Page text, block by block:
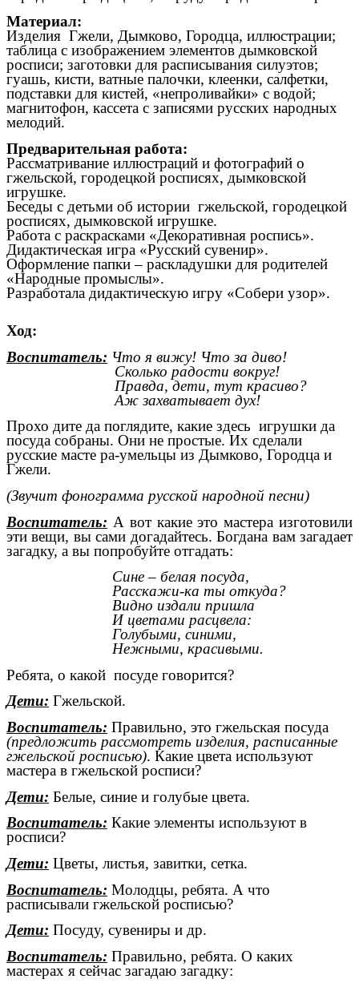
Материал:
Изделия Гжели, Дымково, Городца, иллюстрации;
таблица с изображением элементов дымковской
росписи; заготовки для расписывания силуэтов;
гуашь, кисти, ватные палочки, клеенки, салфетки,
подставки для кистей, «непроливайки» с водой;
магнитофон, кассета с записями русских народных
мелодий.
Предварительная работа:
Рассматривание иллюстраций и фотографий о
гжельской, городецкой росписях, дымковской
игрушке.
Беседы с детьми об истории гжельской, городецкой
росписях, дымковской игрушке.
Работа с раскрасками «Декоративная роспись».
Дидактическая игра «Русский сувенир».
Оформление папки – раскладушки для родителей
«Народные промыслы».
Разработала дидактическую игру «Собери узор».
Ход:
Воспитатель: Что я вижу! Что за диво!
Сколько радости вокруг!
Правда, дети, тут красиво?
Аж захватывает дух!
Прохо дите да поглядите, какие здесь игрушки да
посуда собраны. Они не простые. Их сделали
русские масте ра-умельцы из Дымково, Городца и
Гжели.
(Звучит фонограмма русской народной песни)
Воспитатель: А вот какие это мастера изготовили
эти вещи, вы сами догадайтесь. Богдана вам загадает
загадку, а вы попробуйте отгадать:
Сине – белая посуда,
Расскажи-ка ты откуда?
Видно издали пришла
И цветами расцвела:
Голубыми, синими,
Нежными, красивыми.
Ребята, о какой посуде говорится?
Дети: Гжельской.
Воспитатель: Правильно, это гжельская посуда
(предложить рассмотреть изделия, расписанные
гжельской росписью). Какие цвета используют
мастера в гжельской росписи?
Дети: Белые, синие и голубые цвета.
Воспитатель: Какие элементы используют в
росписи?
Дети: Цветы, листья, завитки, сетка.
Воспитатель: Молодцы, ребята. А что
расписывали гжельской росписью?
Дети: Посуду, сувениры и др.
Воспитатель: Правильно, ребята. О каких
мастерах я сейчас загадаю загадку: